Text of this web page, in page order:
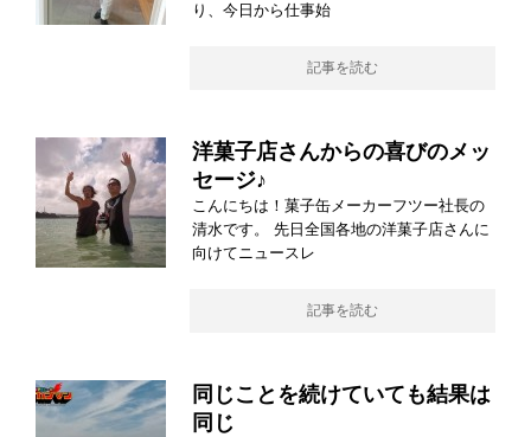
り、今日から仕事始
記事を読む
洋菓子店さんからの喜びのメッ
セージ♪
こんにちは！菓子缶メーカーフツー社長の
清水です。 先日全国各地の洋菓子店さんに
向けてニュースレ
記事を読む
同じことを続けていても結果は
同じ